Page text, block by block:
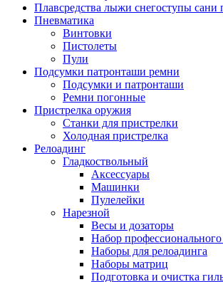
Плавсредства лыжи снегоступы сани
Пневматика
Винтовки
Пистолеты
Пули
Подсумки патронташи ремни
Подсумки и патронташи
Ремни погонные
Пристрелка оружия
Станки для пристрелки
Холодная пристрелка
Релоадинг
Гладкоствольный
Аксессуары
Машинки
Пулелейки
Нарезной
Весы и дозаторы
Набор
Наборы для релоадинга
Наборы матриц
Подготовка и очистка